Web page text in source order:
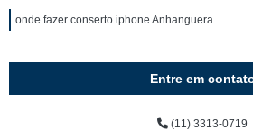
onde fazer conserto iphone Anhanguera
Entre em
(11) 3313-0719